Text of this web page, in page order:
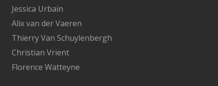
Jessica Urbain
Alix van der Vaeren
Thierry Van Schuylenbergh
Christian Vrient
Florence Watteyne